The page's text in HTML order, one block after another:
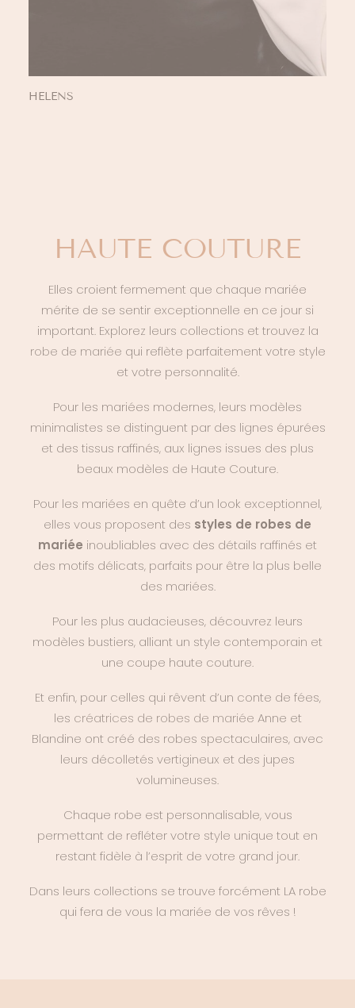
HELENS
HAUTE COUTURE
Elles croient fermement que chaque mariée
mérite de se sentir exceptionnelle en ce jour si
important. Explorez leurs collections et trouvez la
robe de mariée qui reflète parfaitement votre style
et votre personnalité.
Pour les mariées modernes, leurs modèles
minimalistes se distinguent par des lignes épurées
et des tissus raffinés, aux lignes issues des plus
beaux modèles de Haute Couture.
Pour les mariées en quête d’un look exceptionnel,
elles vous proposent des styles de robes de
mariée inoubliables avec des détails raffinés et
des motifs délicats, parfaits pour être la plus belle
des mariées.
Pour les plus audacieuses, découvrez leurs
modèles bustiers, alliant un style contemporain et
une coupe haute couture.
Et enfin, pour celles qui rêvent d’un conte de fées,
les créatrices de robes de mariée Anne et
Blandine ont créé des robes spectaculaires, avec
leurs décolletés vertigineux et des jupes
volumineuses.
Chaque robe est personnalisable, vous
permettant de refléter votre style unique tout en
restant fidèle à l’esprit de votre grand jour.
Dans leurs collections se trouve forcément LA robe
qui fera de vous la mariée de vos rêves !